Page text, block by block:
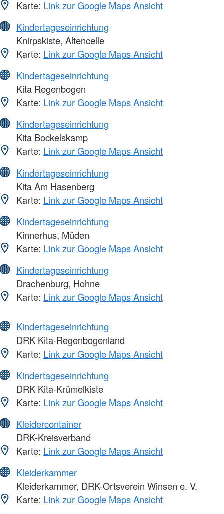
Karte: Link zur Google Maps Ansicht
Kindertageseinrichtung
Knirpskiste, Altencelle
Karte: Link zur Google Maps Ansicht
Kindertageseinrichtung
Kita Regenbogen
Karte: Link zur Google Maps Ansicht
Kindertageseinrichtung
Kita Bockelskamp
Karte: Link zur Google Maps Ansicht
Kindertageseinrichtung
Kita Am Hasenberg
Karte: Link zur Google Maps Ansicht
Kindertageseinrichtung
Kinnerhus, Müden
Karte: Link zur Google Maps Ansicht
Kindertageseinrichtung
Drachenburg, Hohne
Karte: Link zur Google Maps Ansicht
Kindertageseinrichtung
DRK Kita-Regenbogenland
Karte: Link zur Google Maps Ansicht
Kindertageseinrichtung
DRK Kita-Krümelkiste
Karte: Link zur Google Maps Ansicht
Kleidercontainer
DRK-Kreisverband
Karte: Link zur Google Maps Ansicht
Kleiderkammer
Kleiderkammer, DRK-Ortsverein Winsen e. V.
Karte: Link zur Google Maps Ansicht